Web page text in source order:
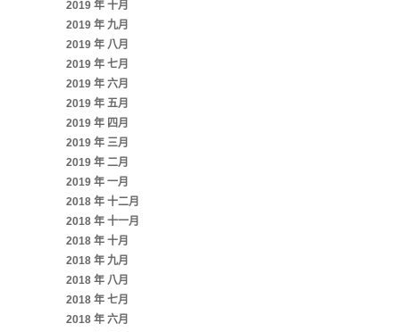
2019 年 十月
2019 年 九月
2019 年 八月
2019 年 七月
2019 年 六月
2019 年 五月
2019 年 四月
2019 年 三月
2019 年 二月
2019 年 一月
2018 年 十二月
2018 年 十一月
2018 年 十月
2018 年 九月
2018 年 八月
2018 年 七月
2018 年 六月